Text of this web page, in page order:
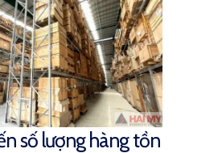
số lượng hàng tồn